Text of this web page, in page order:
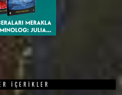
İÇERIKLER